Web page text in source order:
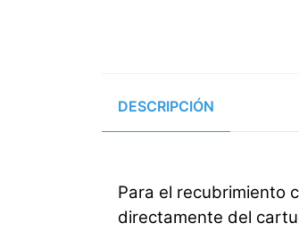
DESCRIPCIÓN
Para el recubrimiento
directamente del